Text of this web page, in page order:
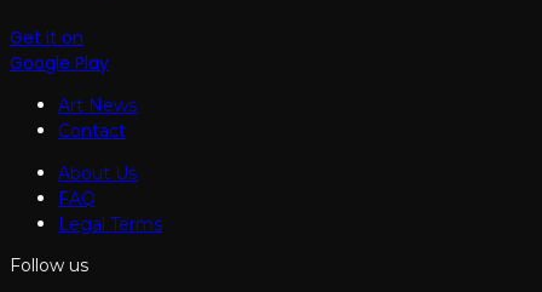
Get it on
Google Play
Art News
Contact
About Us
FAQ
Legal Terms
Follow us